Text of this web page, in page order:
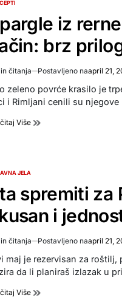
iz
brz
čitanja Postavljeno naapril 21,
zeleno povrće krasilo je
i Rimljani cenili su
Više
JELA
spremiti za
i
čitanja Postavljeno naapril 21,
maj je rezervisan za
da li planiraš izlazak u
Više